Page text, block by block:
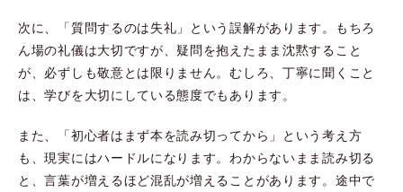
次に、「質問するのは失礼」という誤解があります。もちろ
ん場の礼儀は大切ですが、疑問を抱えたまま沈黙すること
が、必ずしも敬意とは限りません。むしろ、丁寧に聞くこと
は、学びを大切にしている態度でもあります。
また、「初心者はまず本を読み切ってから」という考え方
も、現実にはハードルになります。わからないまま読み切る
と、言葉が増えるほど混乱が増えることがあります。途中で